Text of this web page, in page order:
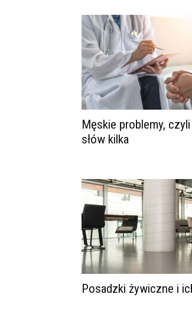
Męskie problemy,
słów kilka
Posadzki żywiczne i